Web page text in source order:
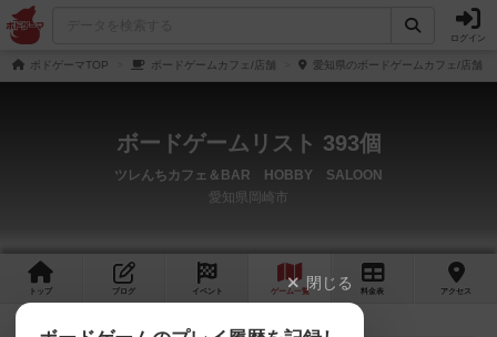
ログイン
ボドゲーマTOP ボードゲームカフェ/店舗 愛知県のボードゲームカフェ/店舗
ボードゲームリスト 393個
ツレんちカフェ＆BAR HOBBY SALOON
愛知県岡崎市
トップ ブログ イベント ゲーム一覧 料金 表 アクセス
閉じる